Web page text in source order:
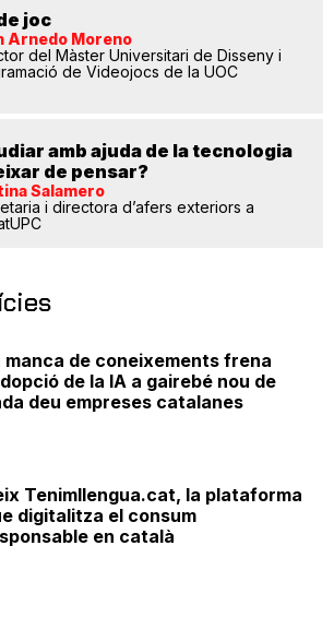
joc
Arnedo Moreno
del Màster Universitari de Disseny i
de Videojocs de la UOC
amb ajuda de la tecnologia
de pensar?
Salamero
i directora d’afers exteriors a
manca de coneixements frena
de la IA a gairebé nou de
deu empreses catalanes
Tenimllengua.cat, la plataforma
digitalitza el consum
en català